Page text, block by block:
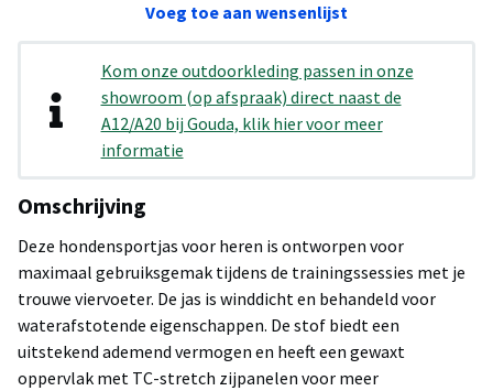
Voeg toe aan wensenlijst
Kom onze outdoorkleding passen in onze
showroom (op afspraak) direct naast de
A12/A20 bij Gouda, klik hier voor meer
informatie
Omschrijving
Deze hondensportjas voor heren is ontworpen voor
maximaal gebruiksgemak tijdens de trainingssessies met je
trouwe viervoeter. De jas is winddicht en behandeld voor
waterafstotende eigenschappen. De stof biedt een
uitstekend ademend vermogen en heeft een gewaxt
oppervlak met TC-stretch zijpanelen voor meer